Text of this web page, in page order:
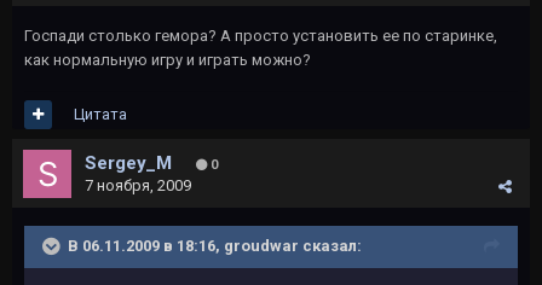
Госпади столько гемора? А просто установить ее по старинке,
как нормальную игру и играть можно?
Цитата
Sergey_M 0
7 ноября, 2009
В 06.11.2009 в 18:16, groudwar сказал: